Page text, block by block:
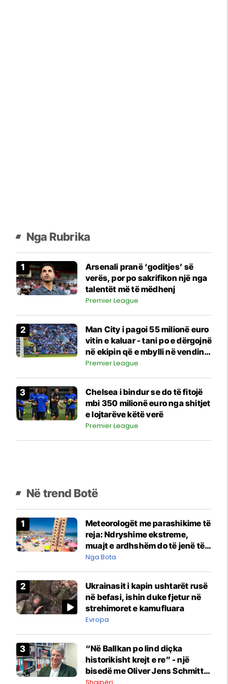
Nga Rubrika
Arsenali pranë ‘goditjes’ së
verës, por po sakrifikon një nga
talentët më të mëdhenj
Premier League
Man City i pagoi 55 milionë euro
vitin e kaluar - tani po e dërgojnë
në ekipin që e mbylli në vendin e
16-të në ligë
Premier League
Chelsea i bindur se do të fitojë
mbi 350 milionë euro nga shitjet
e lojtarëve këtë verë
Premier League
Në trend Botë
Meteorologët me parashikime të
reja: Ndryshime ekstreme,
muajt e ardhshëm do të jenë të
pazakontë
Nga Bota
Ukrainasit i kapin ushtarët rusë
në befasi, ishin duke fjetur në
strehimoret e kamufluara
Evropa
“Në Ballkan po lind diçka
historikisht krejt e re” - një
bisedë me Oliver Jens Schmitt
mbi protestat në Shqipëri dhe të